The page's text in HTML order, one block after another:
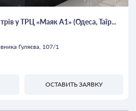
у ТРЦ «Маяк А1» (Одеса, Таїр...
Гуляєва, 107/1
ОСТАВИТЬ ЗАЯВКУ